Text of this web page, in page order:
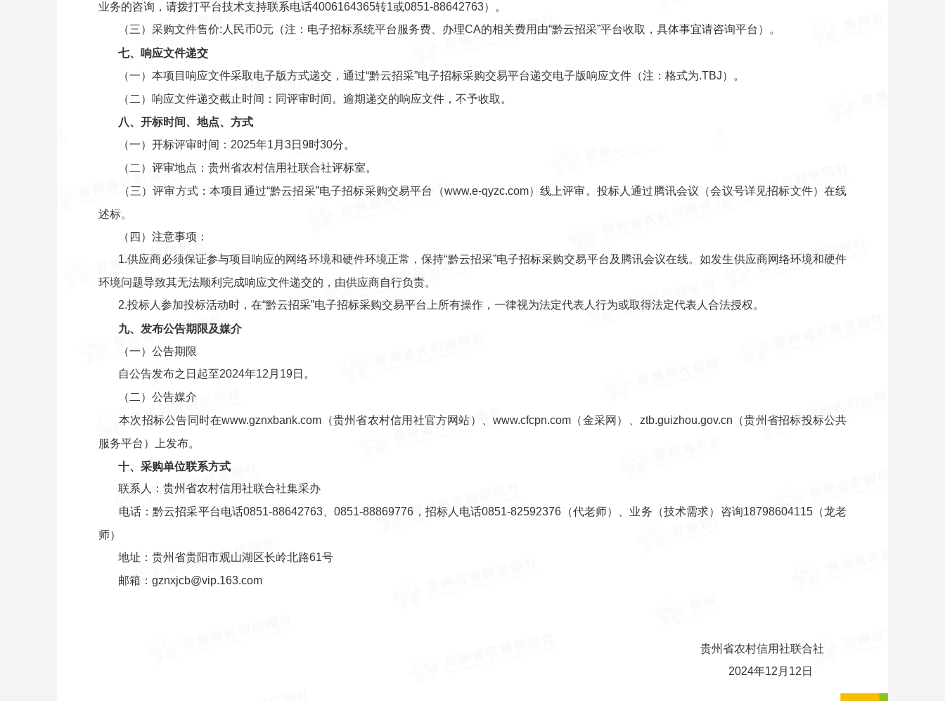
业务的咨询，请拨打平台技术支持联系电话4006164365转1或0851-88642763）。
（三）采购文件售价:人民币0元（注：电子招标系统平台服务费、办理CA的相关费用由“黔云招采”平台收取，具体事宜请咨询平台）。
七、响应文件递交
（一）本项目响应文件采取电子版方式递交，通过“黔云招采”电子招标采购交易平台递交电子版响应文件（注：格式为.TBJ）。
（二）响应文件递交截止时间：同评审时间。逾期递交的响应文件，不予收取。
八、开标时间、地点、方式
（一）开标评审时间：2025年1月3日9时30分。
（二）评审地点：贵州省农村信用社联合社评标室。
（三）评审方式：本项目通过“黔云招采”电子招标采购交易平台（www.e-qyzc.com）线上评审。投标人通过腾讯会议（会议号详见招标文件）在线
述标。
（四）注意事项：
1.供应商必须保证参与项目响应的网络环境和硬件环境正常，保持“黔云招采”电子招标采购交易平台及腾讯会议在线。如发生供应商网络环境和硬件
环境问题导致其无法顺利完成响应文件递交的，由供应商自行负责。
2.投标人参加投标活动时，在“黔云招采”电子招标采购交易平台上所有操作，一律视为法定代表人行为或取得法定代表人合法授权。
九、发布公告期限及媒介
（一）公告期限
自公告发布之日起至2024年12月19日。
（二）公告媒介
本次招标公告同时在www.gznxbank.com（贵州省农村信用社官方网站）、www.cfcpn.com（金采网）、ztb.guizhou.gov.cn（贵州省招标投标公共
服务平台）上发布。
十、采购单位联系方式
联系人：贵州省农村信用社联合社集采办
电话：黔云招采平台电话0851-88642763、0851-88869776，招标人电话0851-82592376（代老师）、业务（技术需求）咨询18798604115（龙老
师）
地址：贵州省贵阳市观山湖区长岭北路61号
邮箱：gznxjcb@vip.163.com
贵州省农村信用社联合社
2024年12月12日